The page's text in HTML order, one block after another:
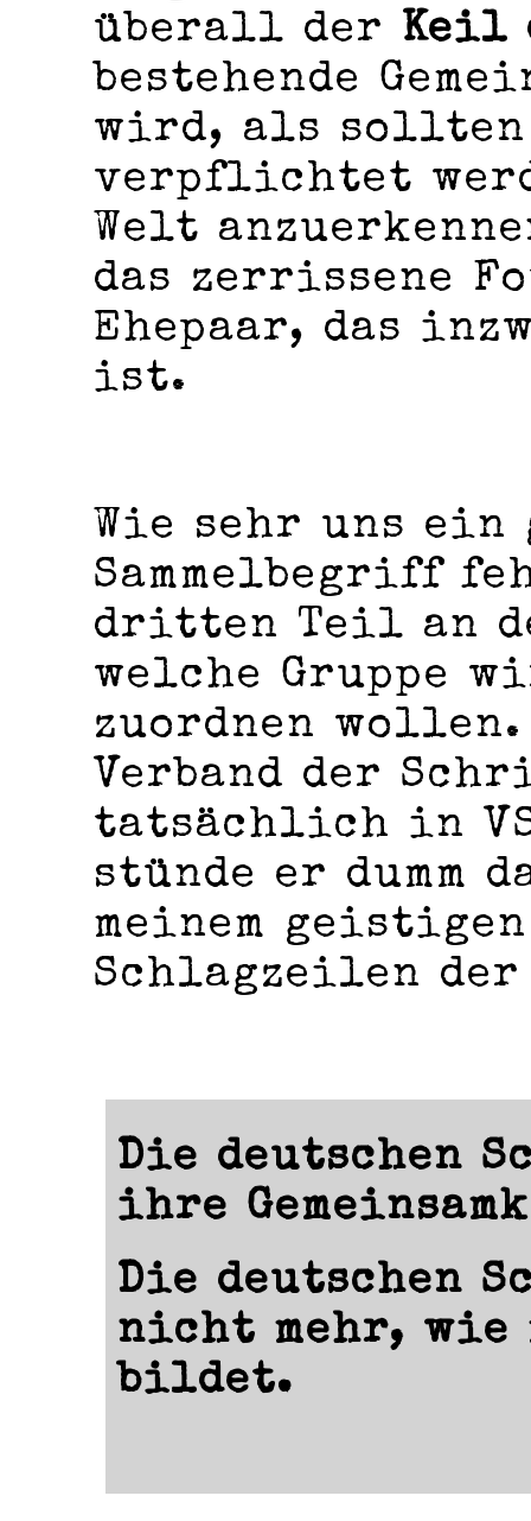
überall der Keil
bestehende
wird, als
verpflichtet
Welt
das zerrissene
Ehepaar, das
ist.
Wie sehr uns
Sammelbegriff
dritten Teil an
welche Gruppe
zuordnen wollen.
Verband der
tatsächlich in
stünde er dumm
meinem
Schlagzeilen
Die deutschen
ihre
Die deutschen
nicht mehr, wie
bildet.